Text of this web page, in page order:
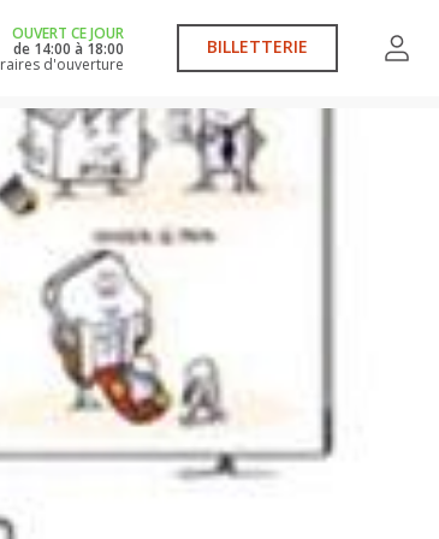
OUVERT CE JOUR
de 14:00 à 18:00
d'ouverture
BILLETTERIE